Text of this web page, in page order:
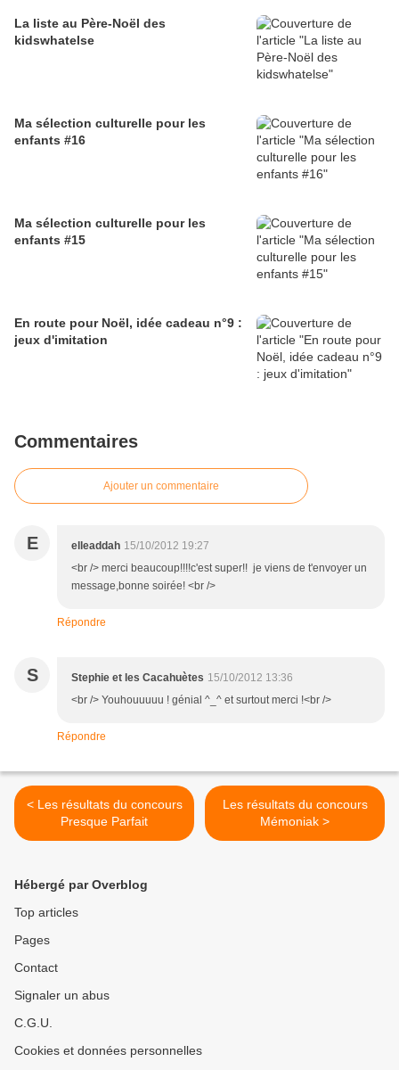
La liste au Père-Noël des
kidswhatelse
Ma sélection culturelle pour les
enfants #16
Ma sélection culturelle pour les
enfants #15
En route pour Noël, idée cadeau n°9 :
jeux d'imitation
Commentaires
Ajouter un commentaire
E elleaddah 15/10/2012 19:27
<br /> merci beaucoup!!!!c'est super!! je viens de t'envoyer un
message,bonne soirée! <br />
Répondre
S Stephie et les Cacahuètes 15/10/2012 13:36
<br /> Youhouuuuu ! génial ^_^ et surtout merci !<br />
Répondre
< Les résultats du concours
Presque Parfait
Les résultats du concours
Mémoniak >
Hébergé par Overblog
Top articles
Pages
Contact
Signaler un abus
C.G.U.
Cookies et données personnelles